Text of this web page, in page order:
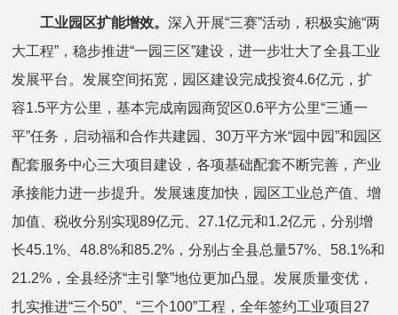
工业园区扩能增效。深入开展“三赛”活动，积极实施“两
大工程”，稳步推进“一园三区”建设，进一步壮大了全县工业
发展平台。发展空间拓宽，园区建设完成投资4.6亿元，扩
容1.5平方公里，基本完成南园商贸区0.6平方公里“三通一
平”任务，启动福和合作共建园、30万平方米“园中园”和园区
配套服务中心三大项目建设，各项基础配套不断完善，产业
承接能力进一步提升。发展速度加快，园区工业总产值、增
加值、税收分别实现89亿元、27.1亿元和1.2亿元，分别增
长45.1%、48.8%和85.2%，分别占全县总量57%、58.1%和
21.2%，全县经济“主引擎”地位更加凸显。发展质量变优，
扎实推进“三个50”、“三个100”工程，全年签约工业项目27